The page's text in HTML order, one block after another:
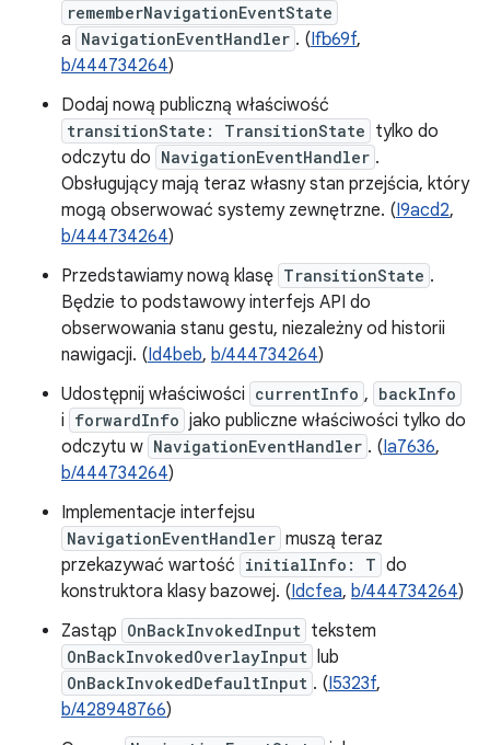
rememberNavigationEventState
a NavigationEventHandler . (Ifb69f,
b/444734264)
Dodaj nową publiczną właściwość
transitionState: TransitionState tylko do
odczytu do NavigationEventHandler .
Obsługujący mają teraz własny stan przejścia, który
mogą obserwować systemy zewnętrzne. (I9acd2,
b/444734264)
Przedstawiamy nową klasę TransitionState .
Będzie to podstawowy interfejs API do
obserwowania stanu gestu, niezależny od historii
nawigacji. (Id4beb, b/444734264)
Udostępnij właściwości currentInfo , backInfo
i forwardInfo jako publiczne właściwości tylko do
odczytu w NavigationEventHandler . (Ia7636,
b/444734264)
Implementacje interfejsu
NavigationEventHandler muszą teraz
przekazywać wartość initialInfo: T do
konstruktora klasy bazowej. (Idcfea, b/444734264)
Zastąp OnBackInvokedInput tekstem
OnBackInvokedOverlayInput lub
OnBackInvokedDefaultInput . (I5323f,
b/428948766)